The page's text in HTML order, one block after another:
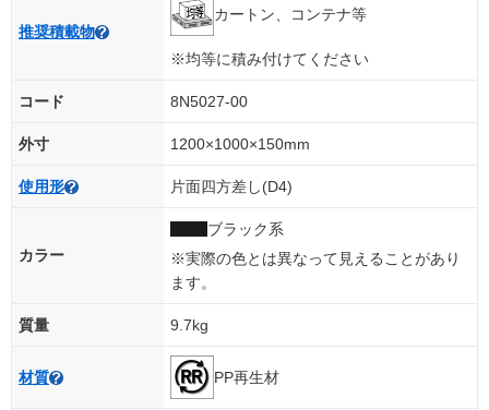
推奨積載物
カートン、コンテナ等
※均等に積み付けてください
コード 8N5027-00
外寸 1200×1000×150mm
使用形 片面四方差し(D4)
カラー
ブラック系
※実際の色とは異なって見えることがあり
ます。
質量 9.7kg
材質 PP再生材